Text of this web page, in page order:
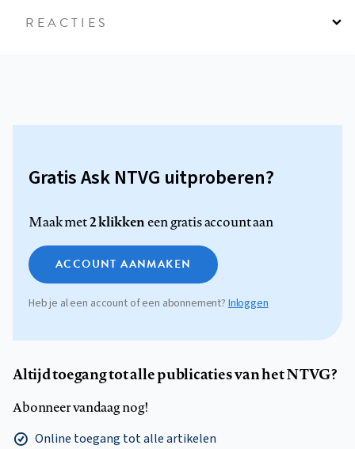
REACTIES
Gratis Ask NTVG uitproberen?
Maak met2 klikkeneen gratis account aan
ACCOUNT AANMAKEN
Heb je al een account of een abonnement?Inloggen
Altijd toegang tot alle publicaties van het NTVG?
Abonneer vandaag nog!
Online toegang tot alle artikelen